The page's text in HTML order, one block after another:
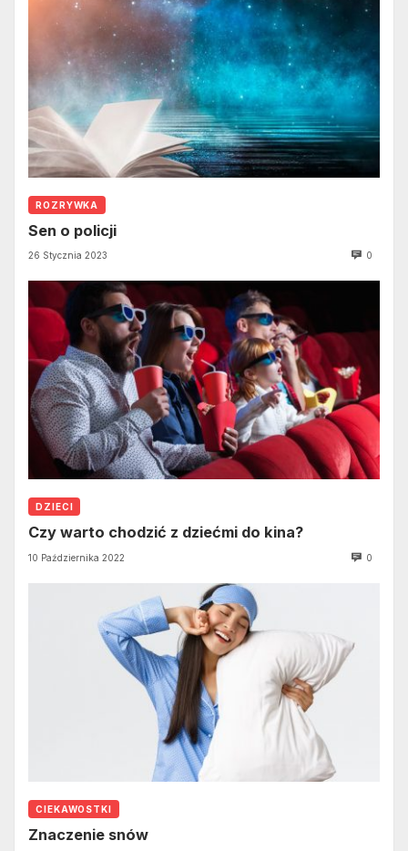
ROZRYWKA
Sen o policji
26 Stycznia 2023 0
DZIECI
Czy warto chodzić z dziećmi do kina?
10 Października 2022 0
CIEKAWOSTKI
Znaczenie snów